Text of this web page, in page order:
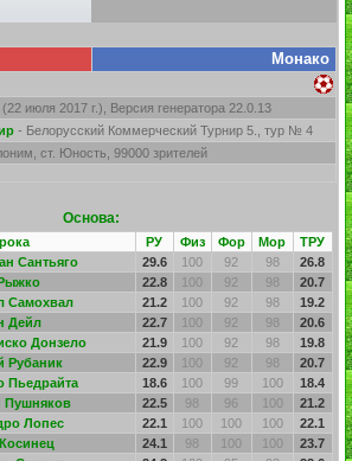
Монако
июля 2017 г.), Версия генератора 22.0.13
- Белорусский Коммерческий Турнир 5., тур № 4
ст. Юность, 99000 зрителей
Основа:
РУ Физ Фор Мор
ТРУ
Сантьяго 29.6 100 92 98
26.8
22.8 100 92 98
20.7
Самохвал 21.2 100 92 98
19.2
Дейл 22.7 100 92 98
20.6
Донзело 21.9 100 92 98
19.8
Рубаник 22.9 100 92 98
20.7
Пьедрайта 18.6 100 99 100
18.4
Пушняков 22.5 98 96 100
21.2
Лопес 22.1 100 100 100
22.1
24.1 98 100 100
23.7